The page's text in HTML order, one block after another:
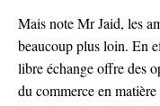
Mais note Mr Jaid, les
beaucoup plus loin. En
libre échange offre des
du commerce en